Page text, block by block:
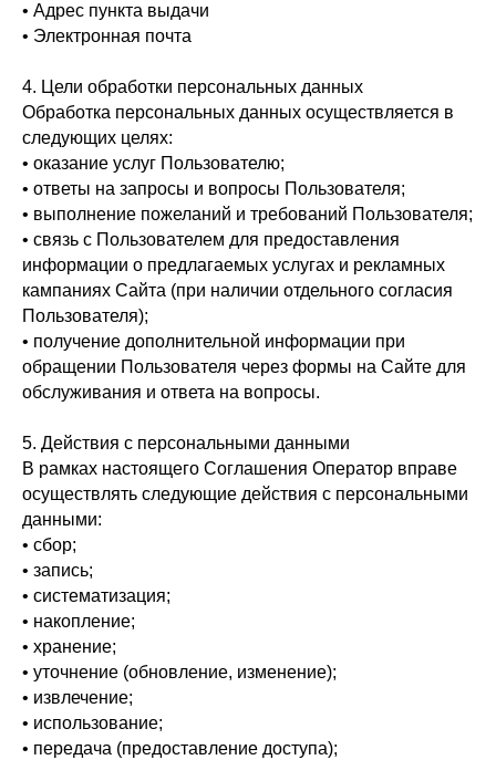
• Адрес пункта выдачи
• Электронная почта
4. Цели обработки персональных данных
Обработка персональных данных осуществляется в
следующих целях:
• оказание услуг Пользователю;
• ответы на запросы и вопросы Пользователя;
• выполнение пожеланий и требований Пользователя;
• связь с Пользователем для предоставления
информации о предлагаемых услугах и рекламных
кампаниях Сайта (при наличии отдельного согласия
Пользователя);
• получение дополнительной информации при
обращении Пользователя через формы на Сайте для
обслуживания и ответа на вопросы.
5. Действия с персональными данными
В рамках настоящего Соглашения Оператор вправе
осуществлять следующие действия с персональными
данными:
• сбор;
• запись;
• систематизация;
• накопление;
• хранение;
• уточнение (обновление, изменение);
• извлечение;
• использование;
• передача (предоставление доступа);